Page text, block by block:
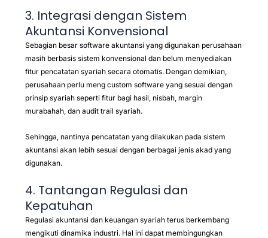
3. Integrasi dengan Sistem
Akuntansi Konvensional
Sebagian besar software akuntansi yang digunakan perusahaan
masih berbasis sistem konvensional dan belum menyediakan
fitur pencatatan syariah secara otomatis. Dengan demikian,
perusahaan perlu meng custom software yang sesuai dengan
prinsip syariah seperti fitur bagi hasil, nisbah, margin
murabahah, dan audit trail syariah.
Sehingga, nantinya pencatatan yang dilakukan pada sistem
akuntansi akan lebih sesuai dengan berbagai jenis akad yang
digunakan.
4. Tantangan Regulasi dan
Kepatuhan
Regulasi akuntansi dan keuangan syariah terus berkembang
mengikuti dinamika industri. Hal ini dapat membingungkan